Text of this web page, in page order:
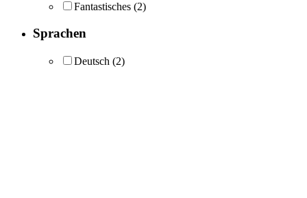
Fantastisches (2)
Sprachen
Deutsch (2)